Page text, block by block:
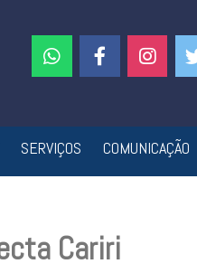
SERVIÇOS COMUNICAÇÃO
Cariri